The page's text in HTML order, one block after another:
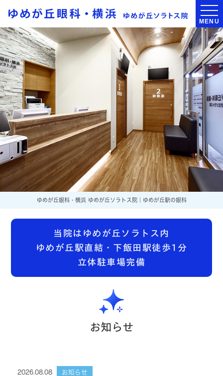
MENU
ゆめが丘眼科・横浜 ゆめが丘ソラトス院｜ゆめが丘駅の眼科
当院はゆめが丘ソラトス内
ゆめが丘駅直結・下飯田駅徒歩1分
立体駐車場完備
お知らせ
2026.08.08 お知らせ